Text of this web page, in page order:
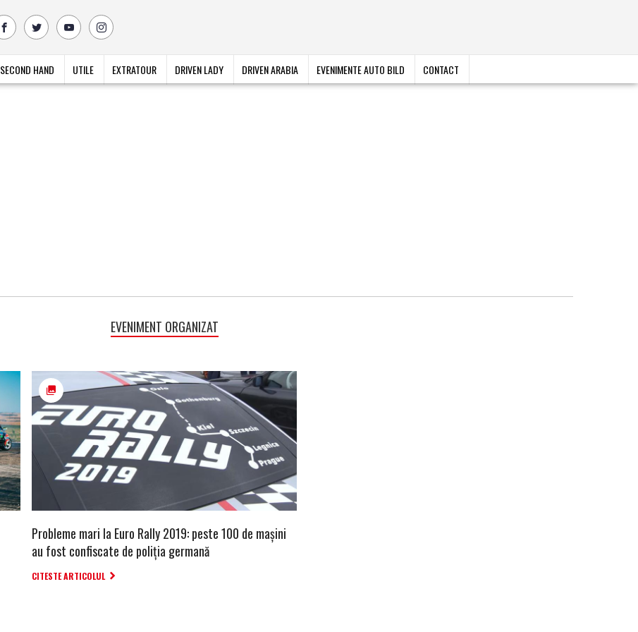
SECOND HAND UTILE EXTRATOUR DRIVEN LADY DRIVEN ARABIA EVENIMENTE AUTO BILD CONTACT
EVENIMENT ORGANIZAT
Probleme mari la Euro Rally 2019: peste 100 de mașini
au fost confiscate de poliția germană
CITESTE ARTICOLUL